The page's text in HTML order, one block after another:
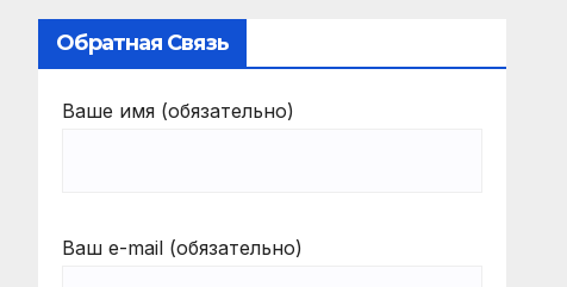
Обратная Связь
Ваше имя (обязательно)
Ваш e-mail (обязательно)